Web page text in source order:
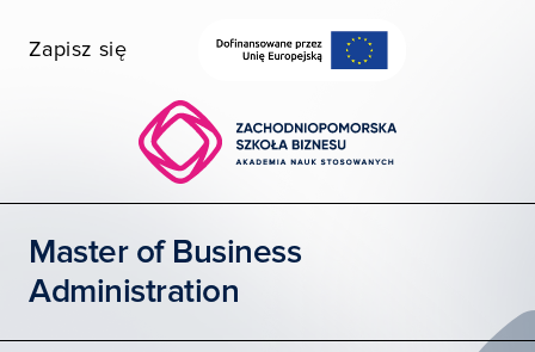
Zapisz się
Wybierz wydział
Uczelnia dostępna
STUDIA I SZKOLENIA
Master of Business
Administration